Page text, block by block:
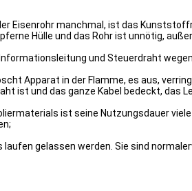
Eisenrohr manchmal, ist das
Hülle und das Rohr ist unnötig,
und Steuerdraht
Apparat in der Flamme, es aus,
ist und das ganze Kabel bedeckt, das
ist seine Nutzungsdauer
gelassen werden. Sie sind